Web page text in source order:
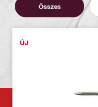
Összes
ÚJ